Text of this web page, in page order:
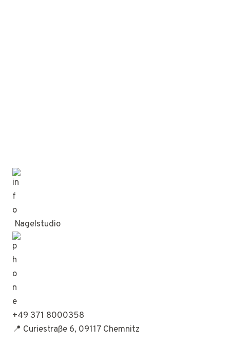
Nagelstudio
+49 371 8000358
📍 Curiestraße 6, 09117 Chemnitz